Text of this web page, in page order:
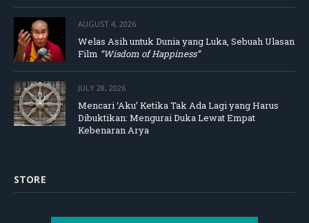
AUGUST 4, 2026
Welas Asih untuk Dunia yang Luka, Sebuah Ulasan
Film “Wisdom of Happiness”
JULY 28, 2026
Mencari ‘Aku’ Ketika Tak Ada Lagi yang Harus
Dibuktikan: Mengurai Duka Lewat Empat
Kebenaran Arya
STORE